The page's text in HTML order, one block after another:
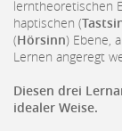
lerntheoretischen
haptischen (
(Hörsinn) Ebene,
Lernen angeregt
Diesen drei
idealer Weise.